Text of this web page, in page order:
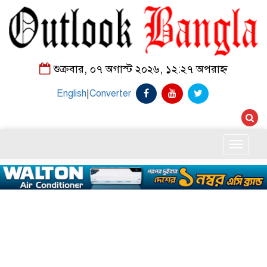
শুক্রবার, ০৭ অগাস্ট ২০২৬, ১২:২৭ অপরাহ্ন
English|Converter